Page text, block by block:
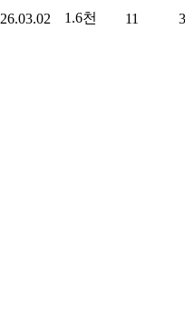
26.03.02 1.6천 11 3